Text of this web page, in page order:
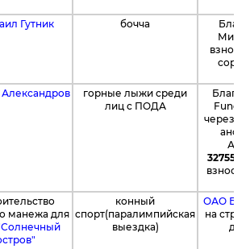
Гутник бочча
горные лыжи среди
лиц с ПОДА
через
32755
манежа для
конный
спорт(паралимпийская
выездка)
ОАО
на
для